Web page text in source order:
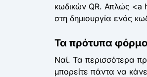
κωδικών QR. Απλώς <a
στη δημιουργία ενός
Τα πρότυπα
Ναί. Τα περισσότερα
μπορείτε πάντα να